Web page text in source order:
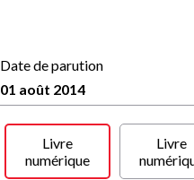
Date de parution
01 août 2014
Livre
numérique
Livre